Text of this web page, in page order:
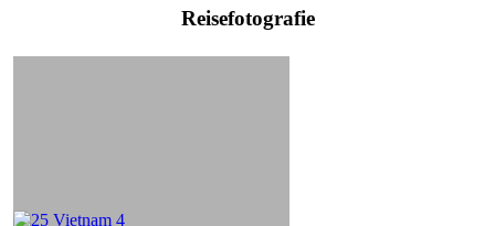
Reisefotografie